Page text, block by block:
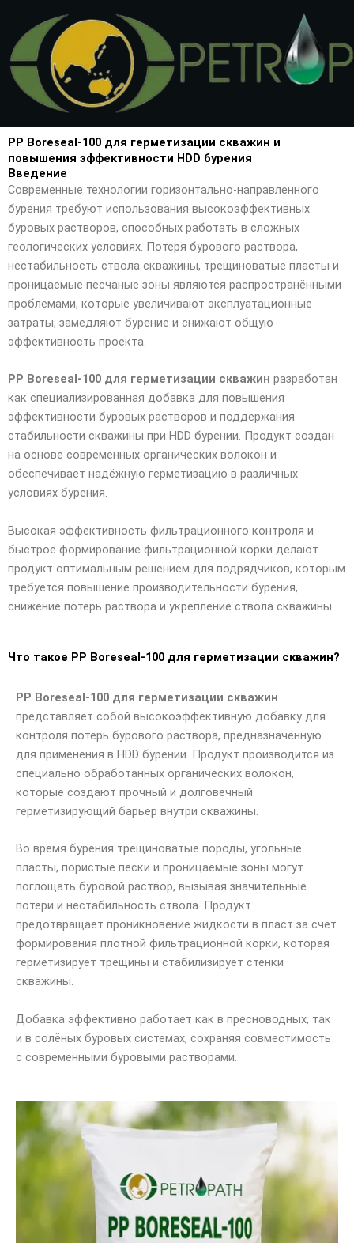
содержимому
PP Boreseal-100 для герметизации скважин и
повышения эффективности HDD бурения
Введение
Современные технологии горизонтально-направленного
бурения требуют использования высокоэффективных
буровых растворов, способных работать в сложных
геологических условиях. Потеря бурового раствора,
нестабильность ствола скважины, трещиноватые пласты и
проницаемые песчаные зоны являются распространёнными
проблемами, которые увеличивают эксплуатационные
затраты, замедляют бурение и снижают общую
эффективность проекта.
PP Boreseal-100 для герметизации скважин разработан
как специализированная добавка для повышения
эффективности буровых растворов и поддержания
стабильности скважины при HDD бурении. Продукт создан
на основе современных органических волокон и
обеспечивает надёжную герметизацию в различных
условиях бурения.
Высокая эффективность фильтрационного контроля и
быстрое формирование фильтрационной корки делают
продукт оптимальным решением для подрядчиков, которым
требуется повышение производительности бурения,
снижение потерь раствора и укрепление ствола скважины.
Что такое PP Boreseal-100 для герметизации скважин?
PP Boreseal-100 для герметизации скважин
представляет собой высокоэффективную добавку для
контроля потерь бурового раствора, предназначенную
для применения в HDD бурении. Продукт производится из
специально обработанных органических волокон,
которые создают прочный и долговечный
герметизирующий барьер внутри скважины.
Во время бурения трещиноватые породы, угольные
пласты, пористые пески и проницаемые зоны могут
поглощать буровой раствор, вызывая значительные
потери и нестабильность ствола. Продукт
предотвращает проникновение жидкости в пласт за счёт
формирования плотной фильтрационной корки, которая
герметизирует трещины и стабилизирует стенки
скважины.
Добавка эффективно работает как в пресноводных, так
и в солёных буровых системах, сохраняя совместимость
с современными буровыми растворами.